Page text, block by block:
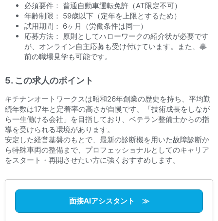
必須要件： 普通自動車運転免許（AT限定不可）
年齢制限： 59歳以下（定年を上限とするため）
試用期間： 6ヶ月（労働条件は同一）
応募方法： 原則としてハローワークの紹介状が必要です
が、オンライン自主応募も受け付けています。また、事
前の職場見学も可能です。
5. この求人のポイント
キチナンオートワークスは昭和26年創業の歴史を持ち、平均勤
続年数は17年と定着率の高さが自慢です。「技術成長をしなが
ら一生働ける会社」を目指しており、ベテラン整備士からの指
導を受けられる環境があります。
安定した経営基盤のもとで、最新の診断機を用いた故障診断か
ら特殊車両の整備まで、プロフェッショナルとしてのキャリア
をスタート・再開させたい方に強くおすすめします。
面接AIアシスタント ≫